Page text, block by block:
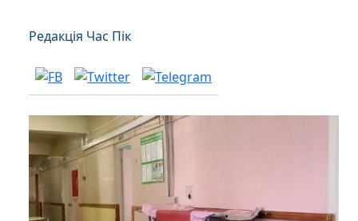
Редакція Час Пік